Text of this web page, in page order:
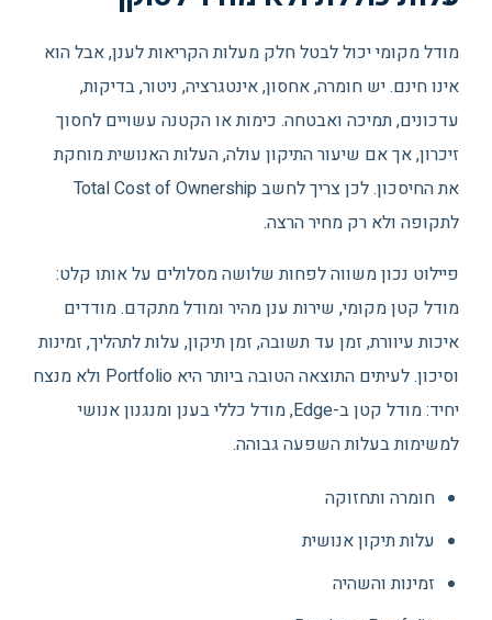
מודל מקומי יכול לבטל חלק מעלות הקריאות לענן, אבל הוא
אינו חינם. יש חומרה, אחסון, אינטגרציה, ניטור, בדיקות,
עדכונים, תמיכה ואבטחה. כימות או הקטנה עשויים לחסוך
זיכרון, אך אם שיעור התיקון עולה, העלות האנושית מוחקת
את החיסכון. לכן צריך לחשב Total Cost of Ownership
לתקופה ולא רק מחיר הרצה.
פיילוט נכון משווה לפחות שלושה מסלולים על אותו קלט:
מודל קטן מקומי, שירות ענן מהיר ומודל מתקדם. מודדים
איכות עיוורת, זמן עד תשובה, זמן תיקון, עלות לתהליך, זמינות
וסיכון. לעיתים התוצאה הטובה ביותר היא Portfolio ולא מנצח
יחיד: מודל קטן ב-Edge, מודל כללי בענן ומנגנון אנושי
למשימות בעלות השפעה גבוהה.
חומרה ותחזוקה
עלות תיקון אנושית
זמינות והשהיה